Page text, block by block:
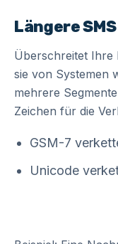
Längere
Überschreitet Ihre
sie von Systemen
mehrere
Zeichen für die
GSM-7
Unicode